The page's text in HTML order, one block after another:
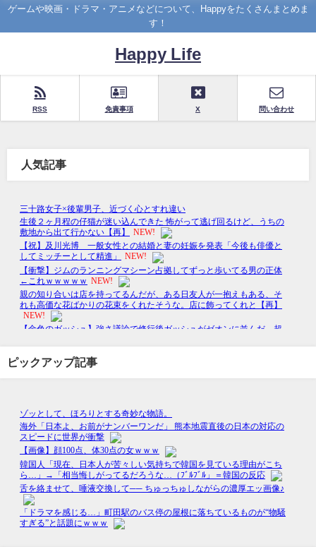
ゲームや映画・ドラマ・アニメなどについて、Happyをたくさんまとめま
す！
Happy Life
RSS 免責事項 X 問い合わせ
人気記事
ピックアップ記事